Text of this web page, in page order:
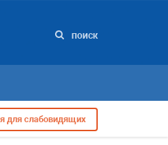
ПОИСК
для слабовидящих